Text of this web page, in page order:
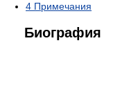
4 Примечания
Биография